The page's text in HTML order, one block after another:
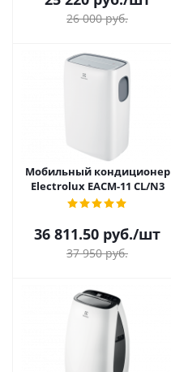
26 000руб.
Мобильный кондиционер
Electrolux EACM-11 CL/N3
36 811.50 руб./шт
37 950руб.